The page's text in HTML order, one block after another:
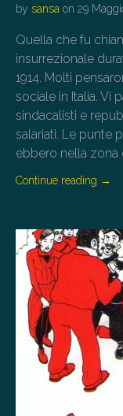
by sansa on 29
Quella che fu
insurrezionale
1914. Molti
sociale in Italia. Vi
sindacalisti e
salariati. Le punte
ebbero nella zona
Continue reading →